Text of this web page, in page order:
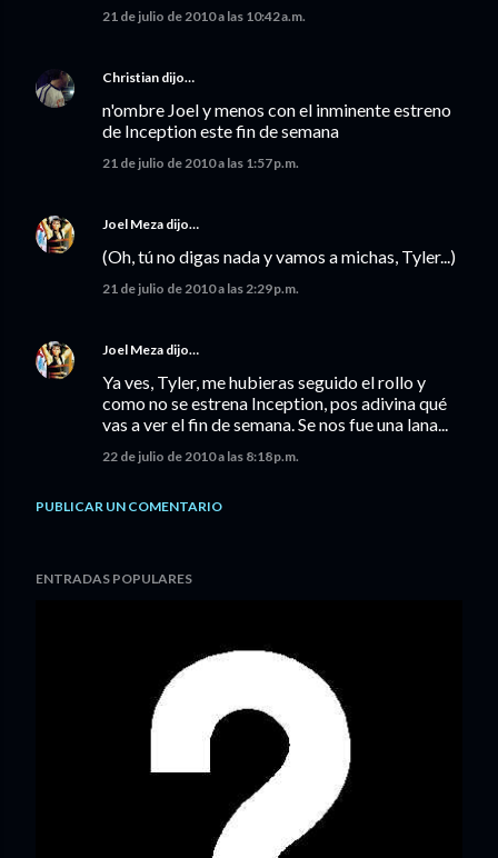
21 de julio de 2010 a las 10:42 a.m.
Christian dijo…
n'ombre Joel y menos con el inminente estreno
de Inception este fin de semana
21 de julio de 2010 a las 1:57 p.m.
Joel Meza dijo…
(Oh, tú no digas nada y vamos a michas, Tyler...)
21 de julio de 2010 a las 2:29 p.m.
Joel Meza dijo…
Ya ves, Tyler, me hubieras seguido el rollo y
como no se estrena Inception, pos adivina qué
vas a ver el fin de semana. Se nos fue una lana...
22 de julio de 2010 a las 8:18 p.m.
PUBLICAR UN COMENTARIO
ENTRADAS POPULARES